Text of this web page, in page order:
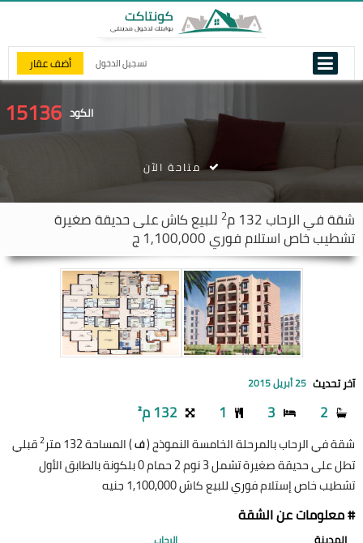
تسجيل الدخول أضف عقار
الكود 15136
شقة فيالرحاب 2 للبيع كاش على حديقة صغيرة
تشطيب خاص استلام فوري 1,100,000 ج
متاحة الآن
آخر تحديث 25 أبريل 2015
2
3
1 132 م²
شقة في الرحاب بالمرحلة الخامسة النموذج (ف) المساحة 132 متر 2قبلي
تطل على حديقة صغيرة تشمل 3 نوم 2 حمام 0 بلكونة بالطابق الأول
تشطيب خاص إستلام فوري للبيع كاش 1,100,000 جنيه
# معلومات عن الشقة